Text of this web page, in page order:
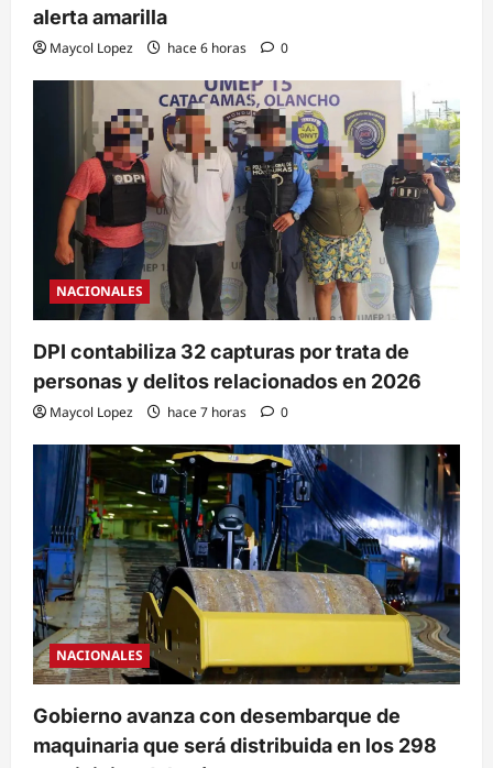
alerta amarilla
Maycol Lopez hace 6 horas 0
NACIONALES
DPI contabiliza 32 capturas por trata de
personas y delitos relacionados en 2026
Maycol Lopez hace 7 horas 0
NACIONALES
Gobierno avanza con desembarque de
maquinaria que será distribuida en los 298